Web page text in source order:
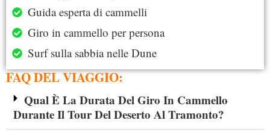
Guida esperta di cammelli
Giro in cammello per persona
Surf sulla sabbia nelle Dune
FAQ DEL VIAGGIO:
Qual È La Durata Del Giro In Cammello
Durante Il Tour Del Deserto Al Tramonto?